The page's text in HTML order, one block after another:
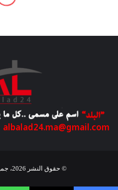
albalad24.ma@gmail.com
© حقوق النشر 2026، جميع الحقوق محفوظة